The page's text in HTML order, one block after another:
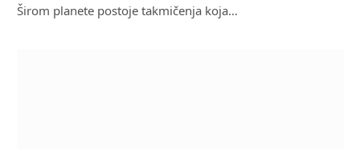
Širom planete postoje takmičenja koja…